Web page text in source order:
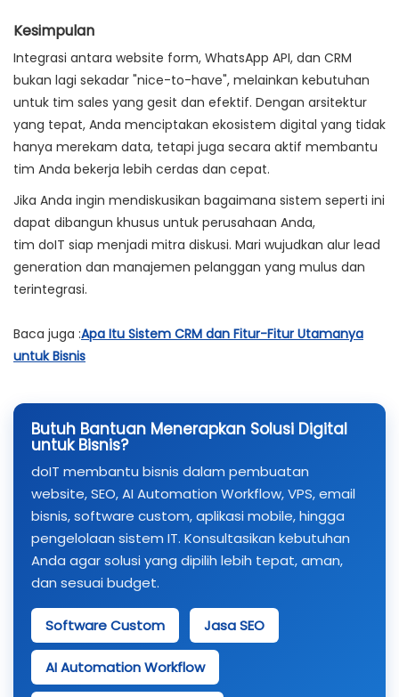
Kesimpulan
Integrasi antara website form, WhatsApp API, dan CRM
bukan lagi sekadar "nice-to-have", melainkan kebutuhan
untuk tim sales yang gesit dan efektif. Dengan arsitektur
yang tepat, Anda menciptakan ekosistem digital yang tidak
hanya merekam data, tetapi juga secara aktif membantu
tim Anda bekerja lebih cerdas dan cepat.
Jika Anda ingin mendiskusikan bagaimana sistem seperti ini
dapat dibangun khusus untuk perusahaan Anda,
tim doIT siap menjadi mitra diskusi. Mari wujudkan alur lead
generation dan manajemen pelanggan yang mulus dan
terintegrasi.
Baca juga :Apa Itu Sistem CRM dan Fitur-Fitur Utamanya
untuk Bisnis
Butuh Bantuan Menerapkan Solusi Digital
untuk Bisnis?
doIT membantu bisnis dalam pembuatan
website, SEO, AI Automation Workflow, VPS, email
bisnis, software custom, aplikasi mobile, hingga
pengelolaan sistem IT. Konsultasikan kebutuhan
Anda agar solusi yang dipilih lebih tepat, aman,
dan sesuai budget.
Software Custom Jasa SEO
AI Automation Workflow